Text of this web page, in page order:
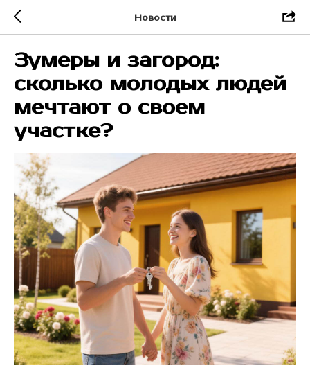
Новости
Зумеры и загород:
сколько молодых людей
мечтают о своем
участке?